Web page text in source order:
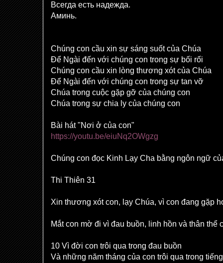
Всегда есть надежда.
Аминь.
Chúng con cầu xin sự sáng suốt của Chúa
Để Ngài đến với chúng con trong sự bối rối
Chúng con cầu xin lòng thương xót của Chúa
Để Ngài đến với chúng con trong sự tan vỡ
Chúa trong cuộc gặp gỡ của chúng con
Chúa trong sự chia ly của chúng con
Bài hát "Nơi ở của con"
https://youtu.be/eiuNq2OWgzg
Chúng con đọc Kinh Lạy Cha bằng ngôn ngữ
Thi Thiên 31
Xin thương xót con, lạy Chúa, vì con đang gặp
Mắt con mờ đi vì đau buồn, linh hồn và thân thể
10 Vì đời con trôi qua trong đau buồn
Và những năm tháng của con trôi qua trong